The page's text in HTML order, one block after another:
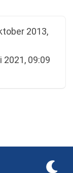
2013,
2021, 09:09